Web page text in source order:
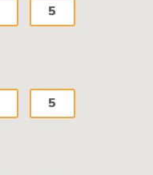
5
5